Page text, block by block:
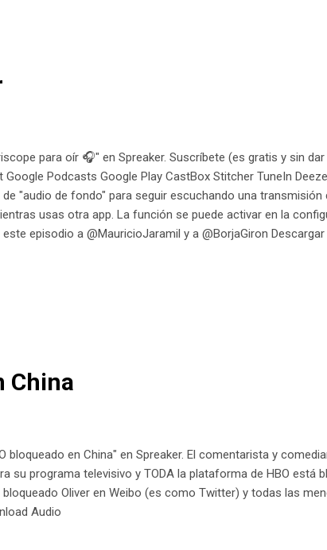
para oír 🎧" en Spreaker. Suscríbete (es gratis y sin
Google Podcasts Google Play CastBox Stitcher TuneIn
"audio de fondo" para seguir escuchando una
usas otra app. La función se puede activar en la
episodio a @MauricioJaramil y a @BorjaGiron Descargar
fue una de las primeras. Adquirida por Twitter hace unos
China
bloqueado en China" en Spreaker. El comentarista y
su programa televisivo y TODA la plataforma de HBO está
Oliver en Weibo (es como Twitter) y todas las
Audio